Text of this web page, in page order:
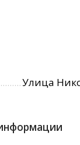
Улица